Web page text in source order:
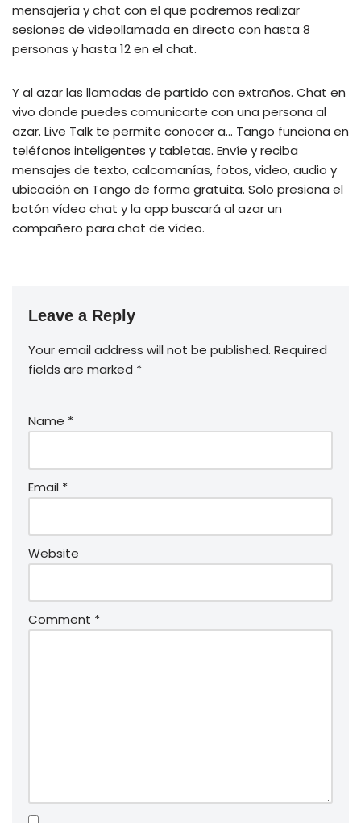
mensajería y chat con el que podremos realizar
sesiones de videollamada en directo con hasta 8
personas y hasta 12 en el chat.
Y al azar las llamadas de partido con extraños. Chat en
vivo donde puedes comunicarte con una persona al
azar. Live Talk te permite conocer a… Tango funciona en
teléfonos inteligentes y tabletas. Envíe y reciba
mensajes de texto, calcomanías, fotos, video, audio y
ubicación en Tango de forma gratuita. Solo presiona el
botón vídeo chat y la app buscará al azar un
compañero para chat de vídeo.
Leave a Reply
Your email address will not be published. Required
fields are marked *
Name *
Email *
Website
Comment *